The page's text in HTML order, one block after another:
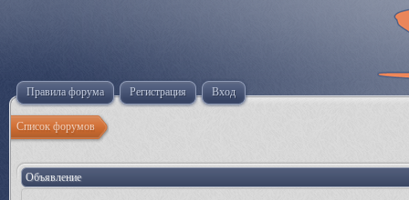
Правила форума Регистрация Вход
Список форумов
Объявление